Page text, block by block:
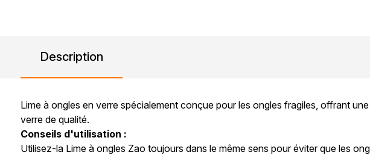
Description
Lime à ongles en verre spécialement conçue pour les ongles fragiles, offrant
verre de qualité.
Conseils d'utilisation :
Utilisez-la Lime à ongles Zao toujours dans le même sens pour éviter que les